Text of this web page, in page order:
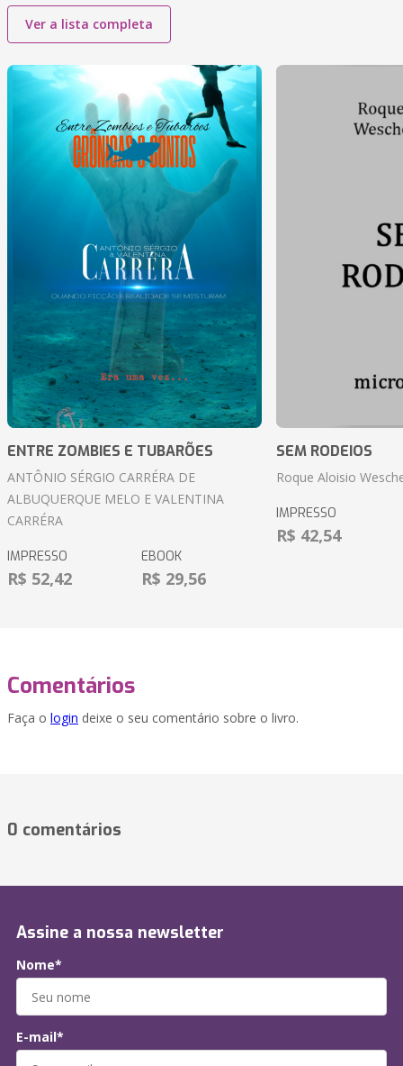
Ver a lista completa
ENTRE ZOMBIES E TUBARÕES
ANTÔNIO SÉRGIO CARRÉRA DE
ALBUQUERQUE MELO E VALENTINA
CARRÉRA
IMPRESSO
R$ 52,42
EBOOK
R$ 29,56
SEM RODEIOS
Roque Aloisio
IMPRESSO
R$ 42,54
Comentários
Faça o login deixe o seu comentário sobre o livro.
0 comentários
Assine a nossa newsletter
Nome*
E-mail*